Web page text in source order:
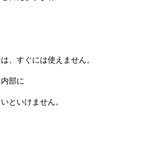
、すぐには使えません。
部に
といけません。